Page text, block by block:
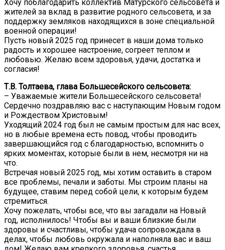
Хочу поблагодарить коллектив Матурского сельсовета и
жителей за вклад в развитие родного сельсовета, и за
поддержку земляков находящихся в зоне специальной
военной операции!
Пусть новый 2025 год принесет в наши дома только
радость и хорошее настроение, согреет теплом и
любовью. Желаю всем здоровья, удачи, достатка и
согласия!
Т.В. Толтаева, глава Большесейского сельсовета:
– Уважаемые жители Большесейского сельсовета!
Сердечно поздравляю вас с наступающим Новым годом
и Рождеством Христовым!
Уходящий 2024 год был не самым простым для нас всех,
но в любые времена есть повод, чтобы проводить
завершающийся год с благодарностью, вспомнить о
ярких моментах, которые были в нем, несмотря ни на
что.
Встречая новый 2025 год, мы хотим оставить в старом
все проблемы, печали и заботы. Мы строим планы на
будущее, ставим перед собой цели, к которым будем
стремиться.
Хочу пожелать, чтобы все, что вы загадали на Новый
год, исполнилось! Чтобы вы и ваши близкие были
здоровы и счастливы, чтобы удача сопровождала в
делах, чтобы любовь окружала и наполняла вас и ваш